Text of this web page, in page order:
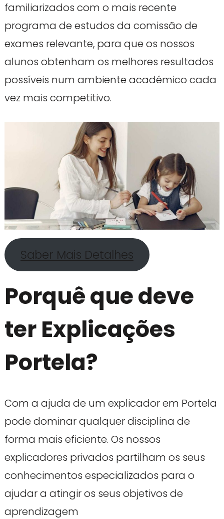
familiarizados com o mais recente
programa de estudos da comissão de
exames relevante, para que os nossos
alunos obtenham os melhores resultados
possíveis num ambiente académico cada
vez mais competitivo.
Saber Mais Detalhes
Porquê que deve
ter Explicações
Portela?
Com a ajuda de um explicador em Portela
pode dominar qualquer disciplina de
forma mais eficiente. Os nossos
explicadores privados partilham os seus
conhecimentos especializados para o
ajudar a atingir os seus objetivos de
aprendizagem